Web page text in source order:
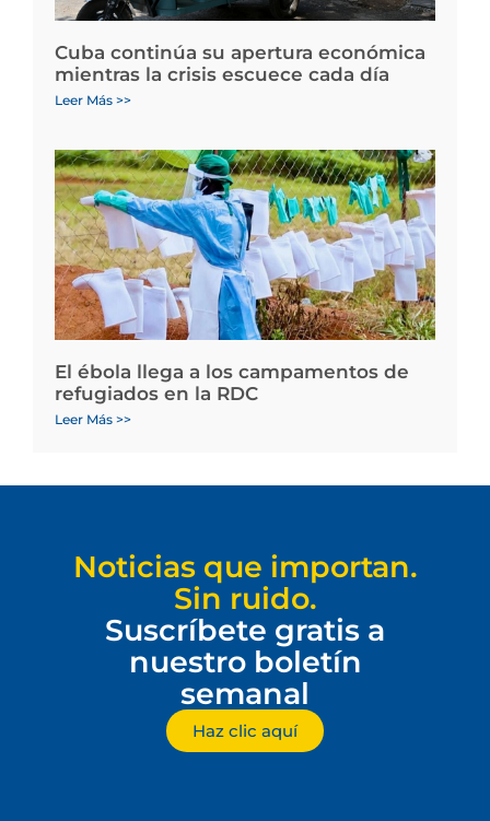
Cuba continúa su apertura económica
mientras la crisis escuece cada día
Leer Más >>
El ébola llega a los campamentos de
refugiados en la RDC
Leer Más >>
Noticias que importan.
Sin ruido.
Suscríbete gratis a
nuestro boletín
semanal
Haz clic aquí